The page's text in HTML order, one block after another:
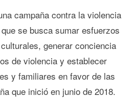
campaña contra la violencia
se busca sumar esfuerzos
generar conciencia
de violencia y establecer
y familiares en favor de las
que inició en junio de 2018.